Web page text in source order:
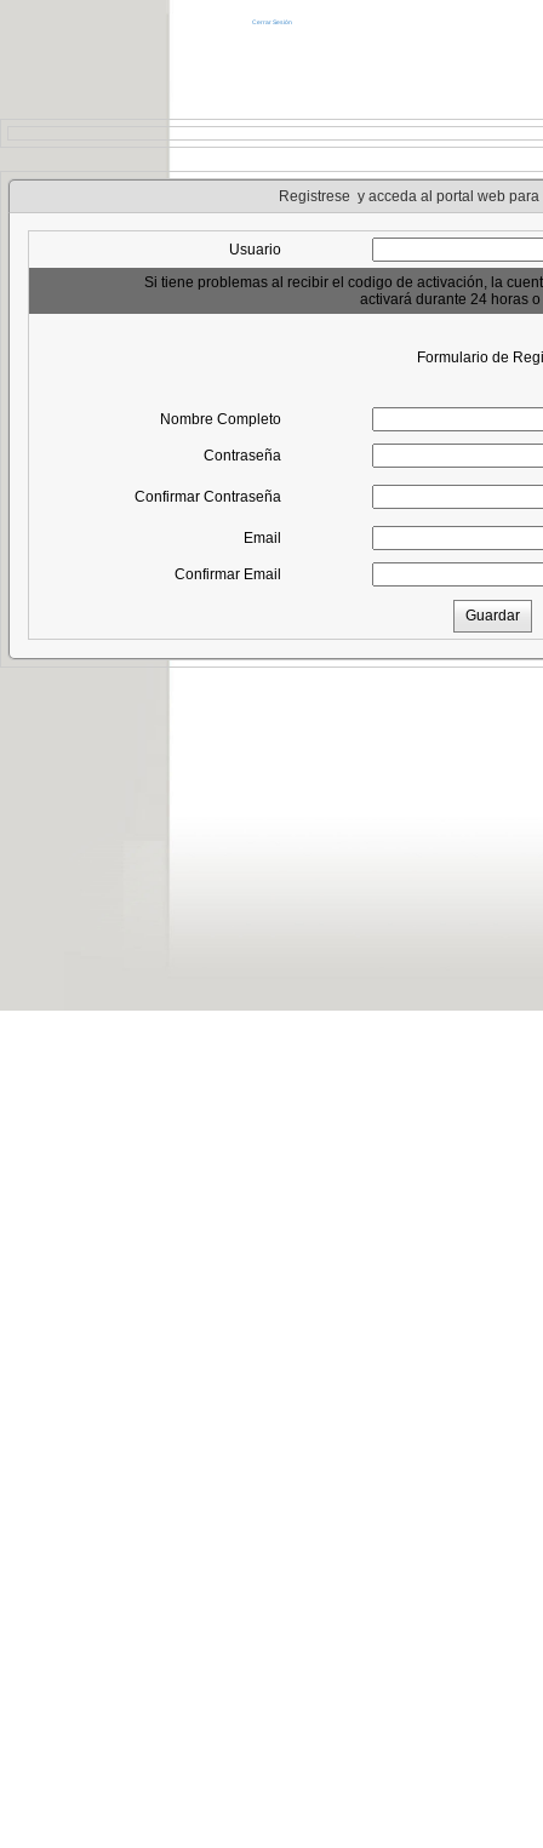
Cerrar Sesión
Registrese y acceda al portal web
Usuario
Si tiene problemas al recibir el codigo de activación, la
activará durante 24 horas
Formulario de
Nombre Completo
Contraseña
Confirmar Contraseña
Email
Confirmar Email
Guardar